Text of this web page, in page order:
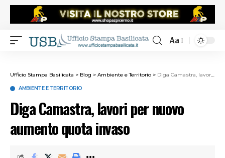
Aa
Ufficio Stampa Basilicata > Blog > Ambiente e Territorio > Diga Camastra, lavori per nuovo aumento quota invaso
AMBIENTE E TERRITORIO
Diga Camastra, lavori per nuovo
aumento quota invaso